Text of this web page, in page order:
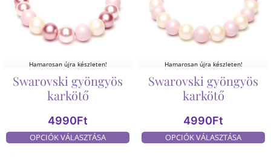
Hamarosan újra készleten!
Swarovski gyöngyös
karkötő
4990Ft
OPCIÓK VÁLASZTÁSA
Hamarosan újra készleten!
Swarovski gyöngyös
karkötő
4990Ft
OPCIÓK VÁLASZTÁSA